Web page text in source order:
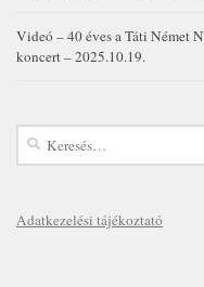
Videó – 40 éves a Táti Német
koncert – 2025.10.19.
Keresés:
Adatkezelési tájékoztató